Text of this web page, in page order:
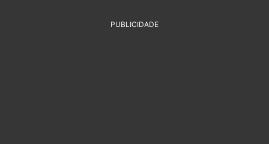
PUBLICIDADE